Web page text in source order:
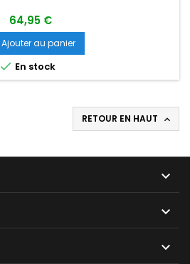
64,95 €
Ajouter au panier
 En stock
RETOUR EN HAUT 


